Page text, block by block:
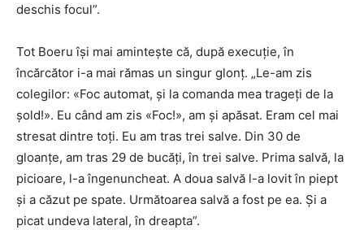
deschis focul”.
Tot Boeru îşi mai aminteşte că, după execuţie, în
încărcător i-a mai rămas un singur glonţ. „Le-am zis
colegilor: «Foc automat, şi la comanda mea trageţi de la
şold!». Eu când am zis «Foc!», am şi apăsat. Eram cel mai
stresat dintre toţi. Eu am tras trei salve. Din 30 de
gloanţe, am tras 29 de bucăţi, în trei salve. Prima salvă, la
picioare, l-a îngenuncheat. A doua salvă l-a lovit în piept
şi a căzut pe spate. Următoarea salvă a fost pe ea. Şi a
picat undeva lateral, în dreapta”.